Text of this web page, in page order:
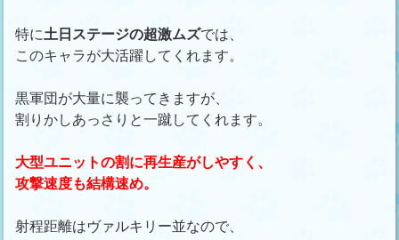
特に土日ステージの超激ムズでは、
このキャラが大活躍してくれます。
黒軍団が大量に襲ってきますが、
割りかしあっさりと一蹴してくれます。
大型ユニットの割に再生産がしやすく、
攻撃速度も結構速め。
射程距離はヴァルキリー並なので、